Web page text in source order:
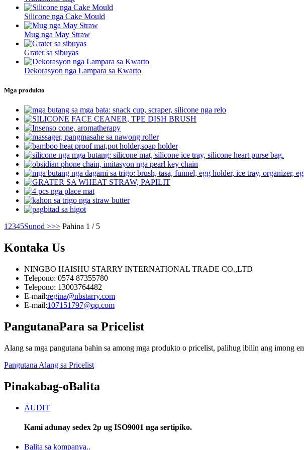
Silicone nga Cake Mould
Mug nga May Straw
Grater sa sibuyas
Dekorasyon nga Lampara sa Kwarto
Mga produkto
12345Sunod >>> Pahina 1 / 5
Kontaka Us
NINGBO HAISHU STARRY INTERNATIONAL TRADE CO.,LTD
Telepono: 0574 87355780
Telepono: 13003764482
E-mail:regina@nbstarry.com
E-mail:107151797@qq.com
PangutanaPara sa Pricelist
Alang sa mga pangutana bahin sa among mga produkto o pricelist, palihug ibilin ang imong
Pangutana Alang sa Pricelist
Pinakabag-oBalita
AUDIT
Kami adunay sedex 2p ug ISO9001 nga sertipiko.
Balita sa kompanya..